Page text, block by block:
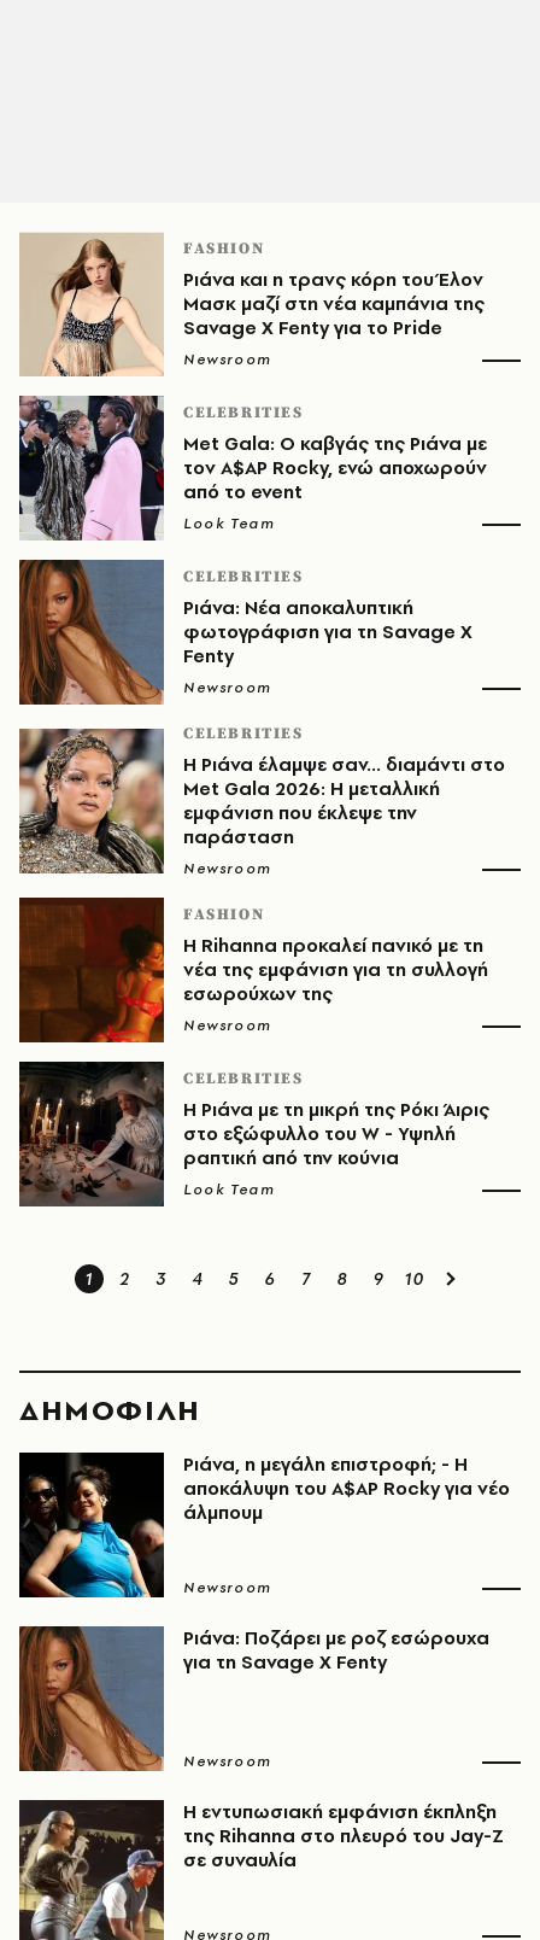
FASHION
Ριάνα και η τρανς κόρη του Έλον
Μασκ μαζί στη νέα καμπάνια της
Savage X Fenty για το Pride
Newsroom
CELEBRITIES
Met Gala: Ο καβγάς της Ριάνα με
τον A$AP Rocky, ενώ αποχωρούν
από το event
Look Team
CELEBRITIES
Ριάνα: Νέα αποκαλυπτική
φωτογράφιση για τη Savage X
Fenty
Newsroom
CELEBRITIES
Η Ριάνα έλαμψε σαν... διαμάντι στο
Met Gala 2026: Η μεταλλική
εμφάνιση που έκλεψε την
παράσταση
Newsroom
FASHION
H Rihanna προκαλεί πανικό με τη
νέα της εμφάνιση για τη συλλογή
εσωρούχων της
Newsroom
CELEBRITIES
Η Ριάνα με τη μικρή της Ρόκι Άιρις
στο εξώφυλλο του W - Υψηλή
ραπτική από την κούνια
Look Team
1 2 3 4 5 6 7 8 9 10
ΔΗΜΟΦΙΛΗ
Ριάνα, η μεγάλη επιστροφή; - Η
αποκάλυψη του A$AP Rocky για νέο
άλμπουμ
Newsroom
Ριάνα: Ποζάρει με ροζ εσώρουχα
για τη Savage X Fenty
Newsroom
Η εντυπωσιακή εμφάνιση έκπληξη
της Rihanna στο πλευρό του Jay-Z
σε συναυλία
Newsroom